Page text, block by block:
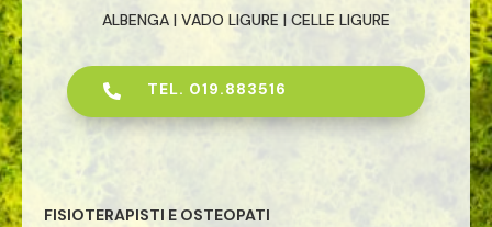
ALBENGA | VADO LIGURE | CELLE LIGURE
 TEL. 019.883516
FISIOTERAPISTI E OSTEOPATI